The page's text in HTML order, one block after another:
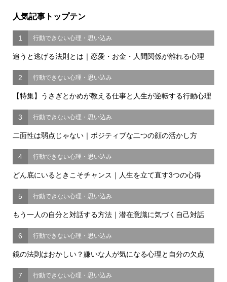
人気記事トップテン
1 行動できない心理・思い込み
追うと逃げる法則とは｜恋愛・お金・人間関係が離れる心理
2 行動できない心理・思い込み
【特集】うさぎとかめが教える仕事と人生が逆転する行動心理
3 行動できない心理・思い込み
二面性は弱点じゃない｜ポジティブな二つの顔の活かし方
4 行動できない心理・思い込み
どん底にいるときこそチャンス｜人生を立て直す3つの心得
5 行動できない心理・思い込み
もう一人の自分と対話する方法｜潜在意識に気づく自己対話
6 行動できない心理・思い込み
鏡の法則はおかしい？嫌いな人が気になる心理と自分の欠点
7 行動できない心理・思い込み